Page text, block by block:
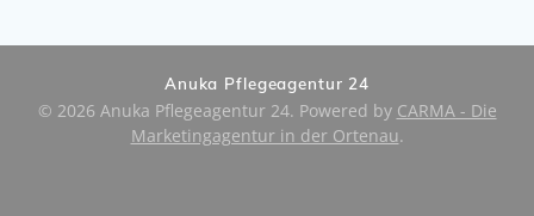
Anuka Pflegeagentur 24
© 2026 Anuka Pflegeagentur 24. Powered by CARMA - Die
Marketingagentur in der Ortenau.